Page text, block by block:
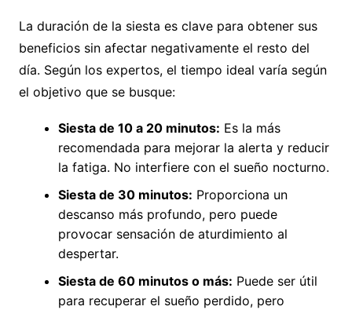
La duración de la siesta es clave para obtener sus
beneficios sin afectar negativamente el resto del
día. Según los expertos, el tiempo ideal varía según
el objetivo que se busque:
Siesta de 10 a 20 minutos: Es la más
recomendada para mejorar la alerta y reducir
la fatiga. No interfiere con el sueño nocturno.
Siesta de 30 minutos: Proporciona un
descanso más profundo, pero puede
provocar sensación de aturdimiento al
despertar.
Siesta de 60 minutos o más: Puede ser útil
para recuperar el sueño perdido, pero